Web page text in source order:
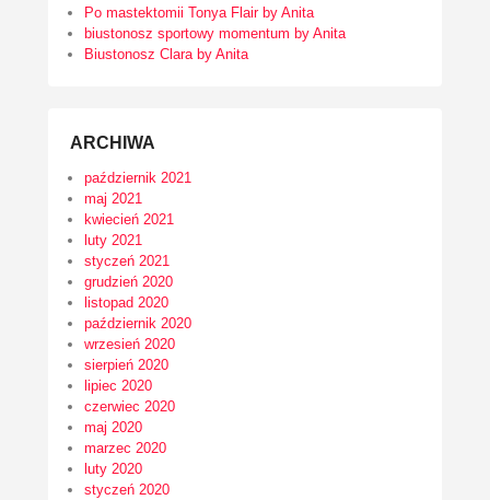
Po mastektomii Tonya Flair by Anita
biustonosz sportowy momentum by Anita
Biustonosz Clara by Anita
ARCHIWA
październik 2021
maj 2021
kwiecień 2021
luty 2021
styczeń 2021
grudzień 2020
listopad 2020
październik 2020
wrzesień 2020
sierpień 2020
lipiec 2020
czerwiec 2020
maj 2020
marzec 2020
luty 2020
styczeń 2020